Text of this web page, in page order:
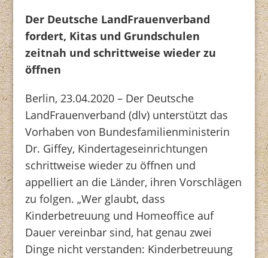
Der Deutsche LandFrauenverband
fordert, Kitas und Grundschulen
zeitnah und schrittweise wieder zu
öffnen
Berlin, 23.04.2020 – Der Deutsche
LandFrauenverband (dlv) unterstützt das
Vorhaben von Bundesfamilienministerin
Dr. Giffey, Kindertageseinrichtungen
schrittweise wieder zu öffnen und
appelliert an die Länder, ihren Vorschlägen
zu folgen. „Wer glaubt, dass
Kinderbetreuung und Homeoffice auf
Dauer vereinbar sind, hat genau zwei
Dinge nicht verstanden: Kinderbetreuung